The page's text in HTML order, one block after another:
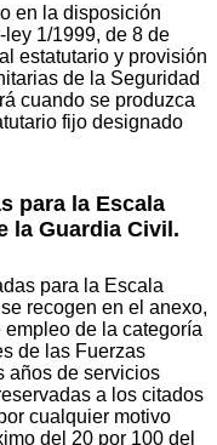
en la disposición
1/1999, de 8 de
estatutario y provisión
de la Seguridad
cuando se produzca
fijo designado
para la Escala
la Guardia Civil.
para la Escala
recogen en el anexo,
de la categoría
de las Fuerzas
años de servicios
a los citados
cualquier motivo
del 20 por 100 del